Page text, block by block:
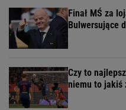
Finał MŚ za
Bulwersujące
Czy to
niemu to jakiś